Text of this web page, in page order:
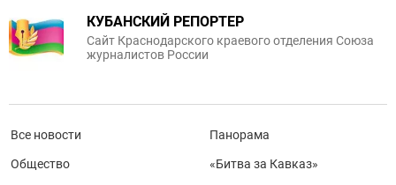
КУБАНСКИЙ РЕПОРТЕР
Сайт Краснодарского краевого отделения Союза
журналистов России
Все новости
Общество
Панорама
«Битва за Кавказ»